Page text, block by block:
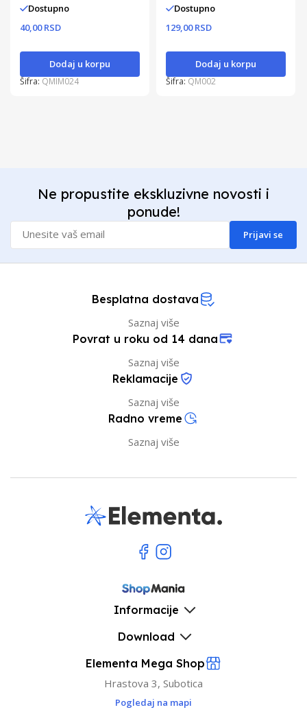
Dostupno
40,00 RSD
Dodaj u korpu
Šifra: QMIM024
Dostupno
129,00 RSD
Dodaj u korpu
Šifra: QM002
Ne propustite ekskluzivne novosti i
ponude!
Prijavi se
Besplatna dostava
Saznaj više
Povrat u roku od 14 dana
Saznaj više
Reklamacije
Saznaj više
Radno vreme
Saznaj više
Informacije
Download
Elementa Mega Shop
Hrastova 3, Subotica
Pogledaj na mapi